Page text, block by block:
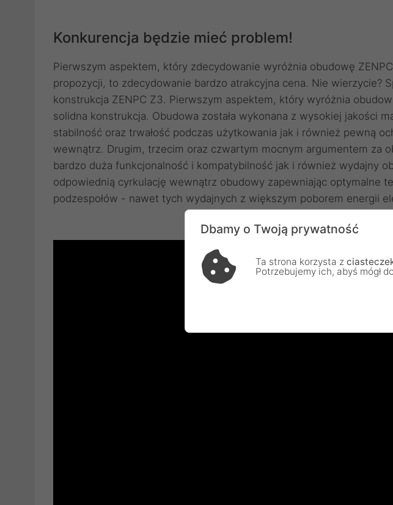
Konkurencja będzie mieć problem!
Pierwszym aspektem, który zdecydowanie wyróżnia obudowę
propozycji, to zdecydowanie bardzo atrakcyjna cena. Nie wierzycie?
konstrukcja ZENPC Z3. Pierwszym aspektem, który wyróżnia
solidna konstrukcja. Obudowa została wykonana z wysokiej jakości
stabilność oraz trwałość podczas użytkowania jak i również pewną
wewnątrz. Drugim, trzecim oraz czwartym mocnym argumentem za
bardzo duża funkcjonalność i kompatybilność jak i również wydajny
odpowiednią cyrkulację wewnątrz obudowy zapewniając optymalne
podzespołów - nawet tych wydajnych z większym poborem energii
Dbamy o Twoją prywatność
Ta strona korzysta z
Potrzebujemy ich, abyś mógł